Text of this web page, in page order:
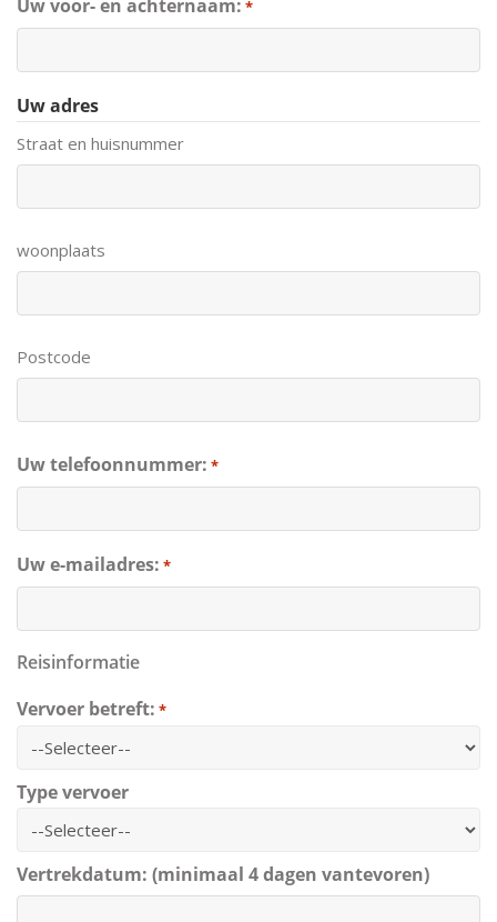
Uw voor- en achternaam: *
Uw adres
Straat en huisnummer
woonplaats
Postcode
Uw telefoonnummer: *
Uw e-mailadres: *
Reisinformatie
Vervoer betreft: *
Type vervoer
Vertrekdatum: (minimaal 4 dagen vantevoren)